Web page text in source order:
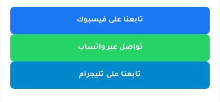
تابعنا على فيسبوك
تواصل عبر واتساب
تابعنا على تليجرام